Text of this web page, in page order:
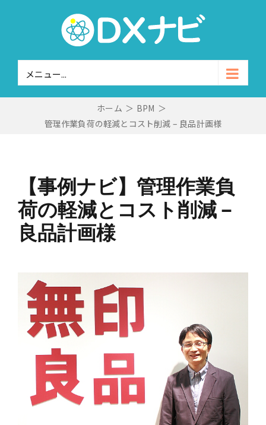
メニュー...
ホーム ＞ BPM ＞
管理作業負荷の軽減とコスト削減 – 良品計画様
【事例ナビ】管理作業負
荷の軽減とコスト削減 –
良品計画様